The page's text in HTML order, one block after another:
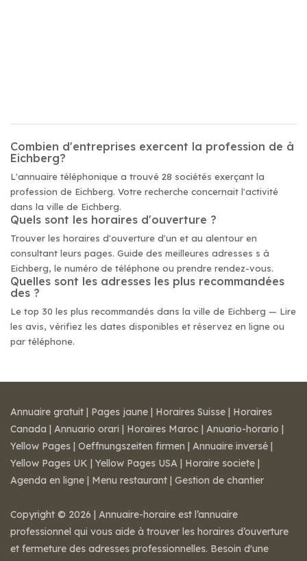
Combien d'entreprises exercent la profession de à
Eichberg?
L'annuaire téléphonique a trouvé 28 sociétés exerçant la
profession de Eichberg. Votre recherche concernait l'activité
dans la ville de Eichberg.
Quels sont les horaires d'ouverture ?
Trouver les horaires d'ouverture d'un et au alentour en
consultant leurs pages. Guide des meilleures adresses s à
Eichberg, le numéro de téléphone ou prendre rendez-vous.
Quelles sont les adresses les plus recommandées
des ?
Le top 30 les plus recommandés dans la ville de Eichberg — Lire
les avis, vérifiez les dates disponibles et réservez en ligne ou
par téléphone.
Annuaire gratuit | Pages jaune | Horaires Suisse | Horaires
Canada | Annuario orari | Horaires Maroc | Anuario-horario |
Yellow Pages | Oeffnungszeiten firmen | Annuaire inversé |
Yellow Pages UK | Yellow Pages USA | Horaire societe |
Agenda en ligne | Menu restaurant | Gestion de chantier
Copyright © 2026 | Annuaire-horaire est l’annuaire
professionnel qui vous aide à trouver les horaires d’ouverture
et fermeture des adresses professionnelles. Besoin d'une